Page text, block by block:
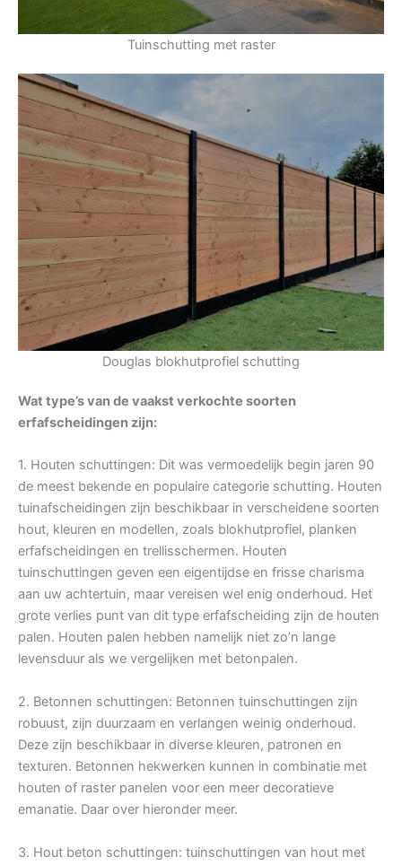
Tuinschutting met raster
Douglas blokhutprofiel schutting
Wat type’s van de vaakst verkochte soorten
erfafscheidingen zijn:
1. Houten schuttingen: Dit was vermoedelijk begin jaren 90
de meest bekende en populaire categorie schutting. Houten
tuinafscheidingen zijn beschikbaar in verscheidene soorten
hout, kleuren en modellen, zoals blokhutprofiel, planken
erfafscheidingen en trellisschermen. Houten
tuinschuttingen geven een eigentijdse en frisse charisma
aan uw achtertuin, maar vereisen wel enig onderhoud. Het
grote verlies punt van dit type erfafscheiding zijn de houten
palen. Houten palen hebben namelijk niet zo’n lange
levensduur als we vergelijken met betonpalen.
2. Betonnen schuttingen: Betonnen tuinschuttingen zijn
robuust, zijn duurzaam en verlangen weinig onderhoud.
Deze zijn beschikbaar in diverse kleuren, patronen en
texturen. Betonnen hekwerken kunnen in combinatie met
houten of raster panelen voor een meer decoratieve
emanatie. Daar over hieronder meer.
3. Hout beton schuttingen: tuinschuttingen van hout met